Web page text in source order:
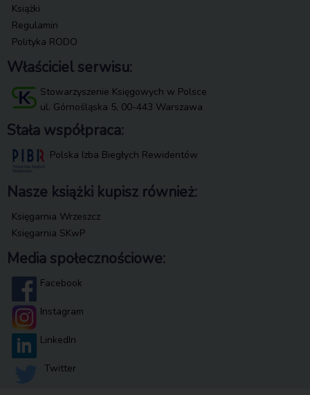
Książki
Regulamin
Polityka RODO
Właściciel serwisu:
Stowarzyszenie Księgowych w Polsce
ul. Górnośląska 5, 00-443 Warszawa
Stała współpraca:
Polska Izba Biegłych Rewidentów
Nasze książki kupisz również:
Księgarnia Wrzeszcz
Księgarnia SKwP
Media społecznościowe:
Facebook
Instagram
LinkedIn
Twitter